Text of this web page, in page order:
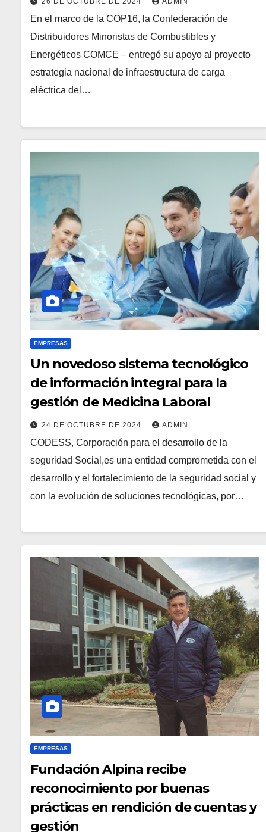
En el marco de la COP16, la Confederación de
Distribuidores Minoristas de Combustibles y
Energéticos COMCE – entregó su apoyo al proyecto
estrategia nacional de infraestructura de carga
eléctrica del…
EMPRESAS
Un novedoso sistema tecnológico
de información integral para la
gestión de Medicina Laboral
24 DE OCTUBRE DE 2024 ADMIN
CODESS, Corporación para el desarrollo de la
seguridad Social,es una entidad comprometida con el
desarrollo y el fortalecimiento de la seguridad social y
con la evolución de soluciones tecnológicas, por…
EMPRESAS
Fundación Alpina recibe
reconocimiento por buenas
prácticas en rendición de cuentas y
gestión